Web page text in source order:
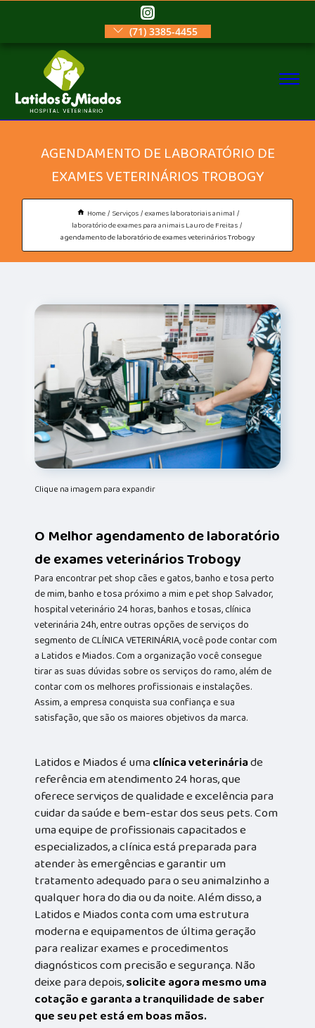
(71) 3385-4455
AGENDAMENTO DE LABORATÓRIO DE
EXAMES VETERINÁRIOS TROBOGY
Home Serviços exames laboratoriais animal
laboratório de exames para animais Lauro de Freitas
agendamento de laboratório de exames veterinários Trobogy
Clique na imagem para expandir
O Melhor agendamento de laboratório
de exames veterinários Trobogy
Para encontrar pet shop cães e gatos, banho e tosa perto
de mim, banho e tosa próximo a mim e pet shop Salvador,
hospital veterinário 24 horas, banhos e tosas, clínica
veterinária 24h, entre outras opções de serviços do
segmento de CLÍNICA VETERINÁRIA, você pode contar com
a Latidos e Miados. Com a organização você consegue
tirar as suas dúvidas sobre os serviços do ramo, além de
contar com os melhores profissionais e instalações.
Assim, a empresa conquista sua confiança e sua
satisfação, que são os maiores objetivos da marca.
Latidos e Miados é umaclínica veterináriade
referência em atendimento 24 horas, que
oferece serviços de qualidade e excelência para
cuidar da saúde e bem-estar dos seus pets. Com
uma equipe de profissionais capacitados e
especializados, a clínica está preparada para
atender às emergências e garantir um
tratamento adequado para o seu animalzinho a
qualquer hora do dia ou da noite. Além disso, a
Latidos e Miados conta com uma estrutura
moderna e equipamentos de última geração
para realizar exames e procedimentos
diagnósticos com precisão e segurança. Não
deixe para depois,solicite agora mesmo uma
cotação e garanta a tranquilidade de saber
que seu pet está em boas mãos.